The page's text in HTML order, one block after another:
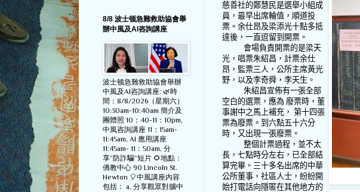
慈善社的鄭慧民是選舉小組成
員，最早出席輪值，順道投
票。余仕昂及梁添光十點多抵
達後，一直逗留到開票。
會場負責開票的是梁天
光，唱票朱紹昌，計票余仕
昂，監票三人，公所主席黃光
野，以及李奇舜，李天生。
朱紹昌宣佈有一張全部
空白的選票，應為 廢票時，董
事謝中之馬上補充， 第十四張
票為廢票。到六點五十六分
時，又出現一張廢票。
整個計票過程，並不太
長，七點時分左右，已全部結
算完畢。三十多名出席的中華
公所董事，社區人士，紛紛開
始打電話向隱匿在其他地方的
8/8 波士顿急難救助協會舉
辦中風及AI咨詢講座
波士顿急難救助協會舉辦
中風及AI咨詢講座: 🌿時
間：8/8/2026（星期六）
10:30am-10:40am 簡介及
團體照 10：40-11：10pm,
中風咨詢講座 11：15am-
11:45am, AI 應用講座
11:45am- 11：50am, 分
享”防詐騙”短片 🌻地點：
僑教中心 90 Lincoln St.
Newton 🎈中風講座內容
包括： a. 分享觀眾對腦中